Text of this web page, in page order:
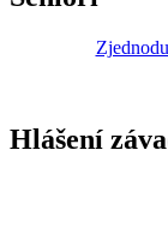
Hlášení